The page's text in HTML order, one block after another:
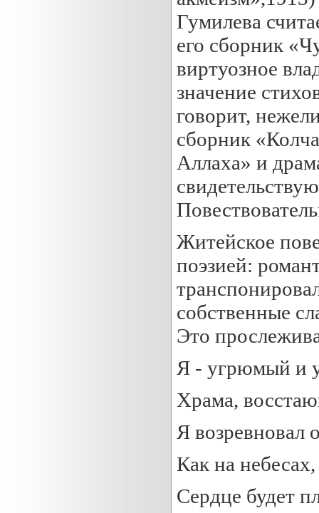
Гумилева
его сборник
виртуозное
значение
говорит,
сборник
Аллаха» и
Житейское
поэзией:
собственные
Это
Я - угрюмый и
Храма,
Я возревновал
Как на
Сердце будет